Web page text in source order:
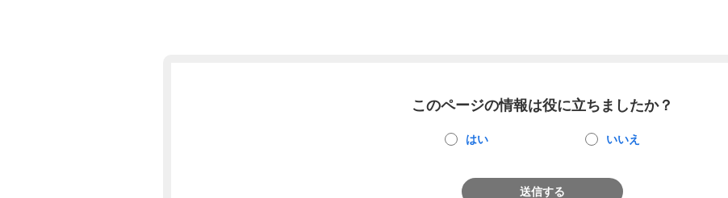
このページの情報は役に立ちましたか？
はい いいえ
送信する